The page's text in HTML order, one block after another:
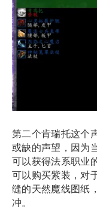
第二个肯瑞托这个
或缺的声望，因为
可以获得法系职业
可以购买紫装，对
缝的天然魔线图纸
冲。